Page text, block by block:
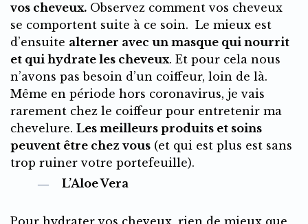
vos cheveux. Observez comment vos cheveux
se comportent suite à ce soin. Le mieux est
d’ensuite alterner avec un masque qui nourrit
et qui hydrate les cheveux. Et pour cela nous
n’avons pas besoin d’un coiffeur, loin de là.
Même en période hors coronavirus, je vais
rarement chez le coiffeur pour entretenir ma
chevelure. Les meilleurs produits et soins
peuvent être chez vous (et qui est plus est sans
trop ruiner votre portefeuille).
L’Aloe Vera